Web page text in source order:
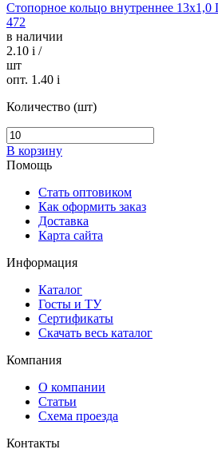
Стопорное кольцо внутреннее
472
в наличии
2.10 i /
шт
опт. 1.40 i
Количество (шт)
В корзину
Помощь
Стать оптовиком
Как оформить заказ
Доставка
Карта сайта
Информация
Каталог
Госты и ТУ
Сертификаты
Скачать весь каталог
Компания
О компании
Статьи
Схема проезда
Контакты